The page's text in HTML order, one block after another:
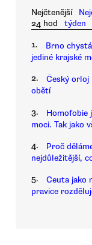
Nejčtenější
24 hod
týden
1.
Brno
jediné krajské
2.
Český orloj
obětí
3.
Homofobie
moci. Tak jako
4.
Proč
nejdůležitější,
5.
Ceuta jako
pravice